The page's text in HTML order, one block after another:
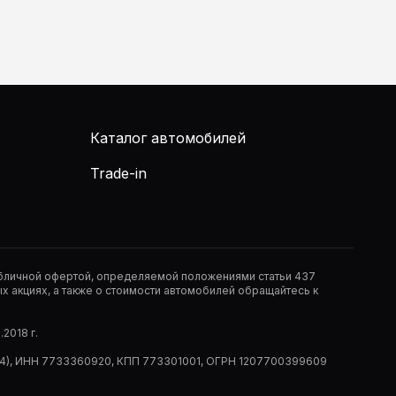
Каталог автомобилей
Trade-in
офертой, определяемой положениями статьи 437
а также о стоимости автомобилей обращайтесь к
г.
ИНН 7733360920, КПП 773301001, ОГРН 1207700399609